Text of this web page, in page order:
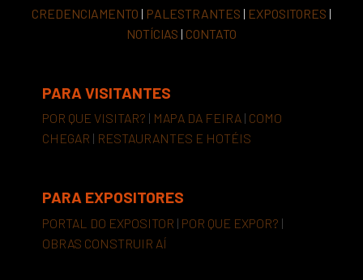
CREDENCIAMENTO | PALESTRANTES | EXPOSITORES |
NOTÍCIAS | CONTATO
PARA VISITANTES
POR QUE VISITAR? | MAPA DA FEIRA | COMO
CHEGAR | RESTAURANTES E HOTÉIS
PARA EXPOSITORES
PORTAL DO EXPOSITOR | POR QUE EXPOR? |
OBRAS CONSTRUIR AÍ